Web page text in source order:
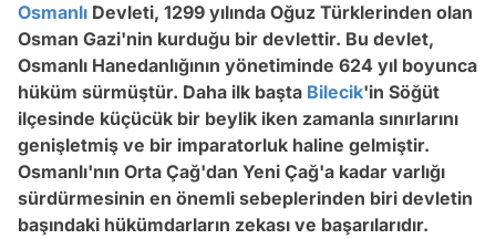
Osmanlı Devleti, 1299 yılında Oğuz Türklerinden olan
Osman Gazi'nin kurduğu bir devlettir. Bu devlet,
Osmanlı Hanedanlığının yönetiminde 624 yıl boyunca
hüküm sürmüştür. Daha ilk başta Bilecik'in Söğüt
ilçesinde küçücük bir beylik iken zamanla sınırlarını
genişletmiş ve bir imparatorluk haline gelmiştir.
Osmanlı'nın Orta Çağ'dan Yeni Çağ'a kadar varlığı
sürdürmesinin en önemli sebeplerinden biri devletin
başındaki hükümdarların zekası ve başarılarıdır.